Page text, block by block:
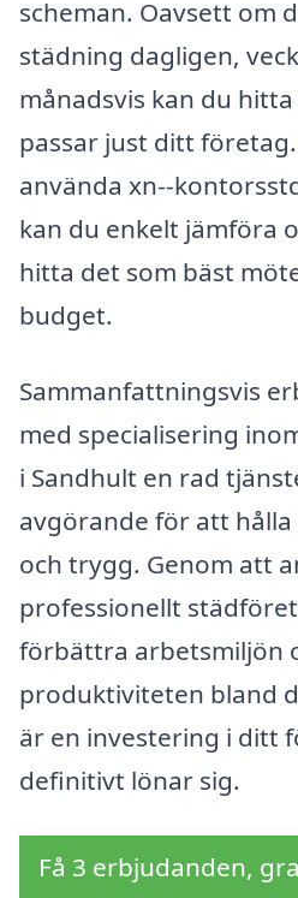
scheman. Oavsett om
städning dagligen,
månadsvis kan du
passar just ditt
använda xn--
kan du enkelt jämföra
hitta det som bäst
budget.
Sammanfattningsvis
med specialisering
i Sandhult en rad
avgörande för att
och trygg. Genom att
professionellt
förbättra arbetsmiljön
produktiviteten bland
är en investering i ditt
definitivt lönar sig.
Få 3 erbjudanden,